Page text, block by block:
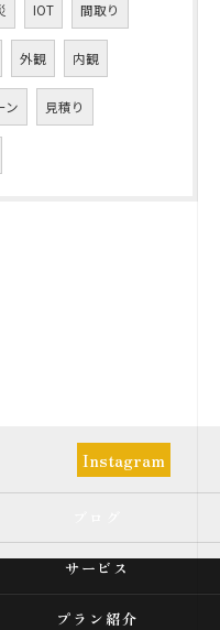
IOT 間取り
外観 内観
ン 見積り
Instagram
サービス
プラン紹介